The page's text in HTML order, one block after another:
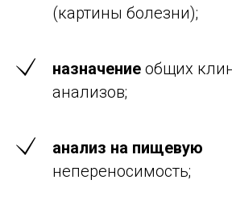
(картины болезни);
назначение общих
анализов;
анализ на пищевую
непереносимость;